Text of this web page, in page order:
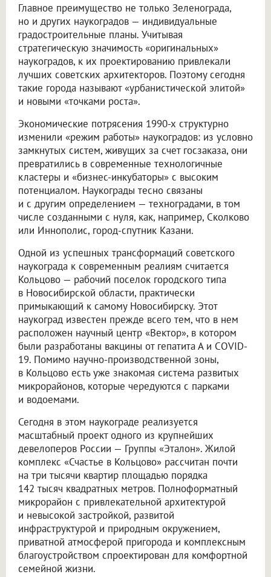
Главное преимущество не только Зеленограда,
но и других наукоградов — индивидуальные
градостроительные планы. Учитывая
стратегическую значимость «оригинальных»
наукоградов, к их проектированию привлекали
лучших советских архитекторов. Поэтому сегодня
такие города называют «урбанистической элитой»
и новыми «точками роста».
Экономические потрясения 1990-х структурно
изменили «режим работы» наукоградов: из условно
замкнутых систем, живущих за счет госзаказа, они
превратились в современные технологичные
кластеры и «бизнес-инкубаторы» с высоким
потенциалом. Наукограды тесно связаны
и с другим определением — техноградами, в том
числе созданными с нуля, как, например, Сколково
или Иннополис, город-спутник Казани.
Одной из успешных трансформаций советского
наукограда к современным реалиям считается
Кольцово — рабочий поселок городского типа
в Новосибирской области, практически
примыкающий к самому Новосибирску. Этот
наукоград известен прежде всего тем, что в нем
расположен научный центр «Вектор», в котором
были разработаны вакцины от гепатита А и COVID-
19. Помимо научно-производственной зоны,
в Кольцово есть уже знакомая система развитых
микрорайонов, которые чередуются с парками
и водоемами.
Сегодня в этом наукограде реализуется
масштабный проект одного из крупнейших
девелоперов России — Группы «Эталон». Жилой
комплекс «Счастье в Кольцово» рассчитан почти
на три тысячи квартир площадью порядка
142 тысяч квадратных метров. Полноформатный
микрорайон с привлекательной архитектурой
и невысокой застройкой, развитой
инфраструктурой и природным окружением,
приватной атмосферой пригорода и комплексным
благоустройством спроектирован для комфортной
семейной жизни.